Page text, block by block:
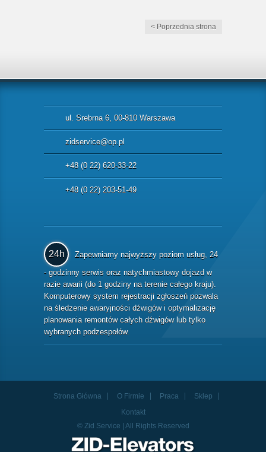
< Poprzednia strona
ul. Srebrna 6, 00-810 Warszawa
zidservice@op.pl
+48 (0 22) 620-33-22
+48 (0 22) 203-51-49
24h
Zapewniamy najwyższy poziom usług, 24
- godzinny serwis oraz natychmiastowy dojazd w
razie awarii (do 1 godziny na terenie całego kraju).
Komputerowy system rejestracji zgłoszeń pozwala
na śledzenie awaryjności dźwigów i optymalizację
planowania remontów całych dźwigów lub tylko
wybranych podzespołów.
Strona Główna O Firmie Praca
Sklep
Kontakt
© Zid Service | All Rights Reserved